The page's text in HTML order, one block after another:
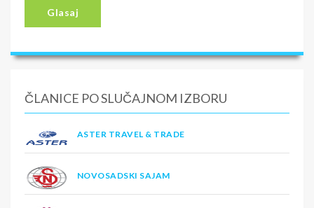
Glasaj
ČLANICE PO SLUČAJNOM IZBORU
ASTER TRAVEL & TRADE
NOVOSADSKI SAJAM